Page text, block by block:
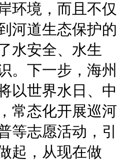
环境，而且不仅
河道生态保护的
水安全、水生
。下一步，海州
以世界水日、中
常态化开展巡河
等志愿活动，引
起，从现在做